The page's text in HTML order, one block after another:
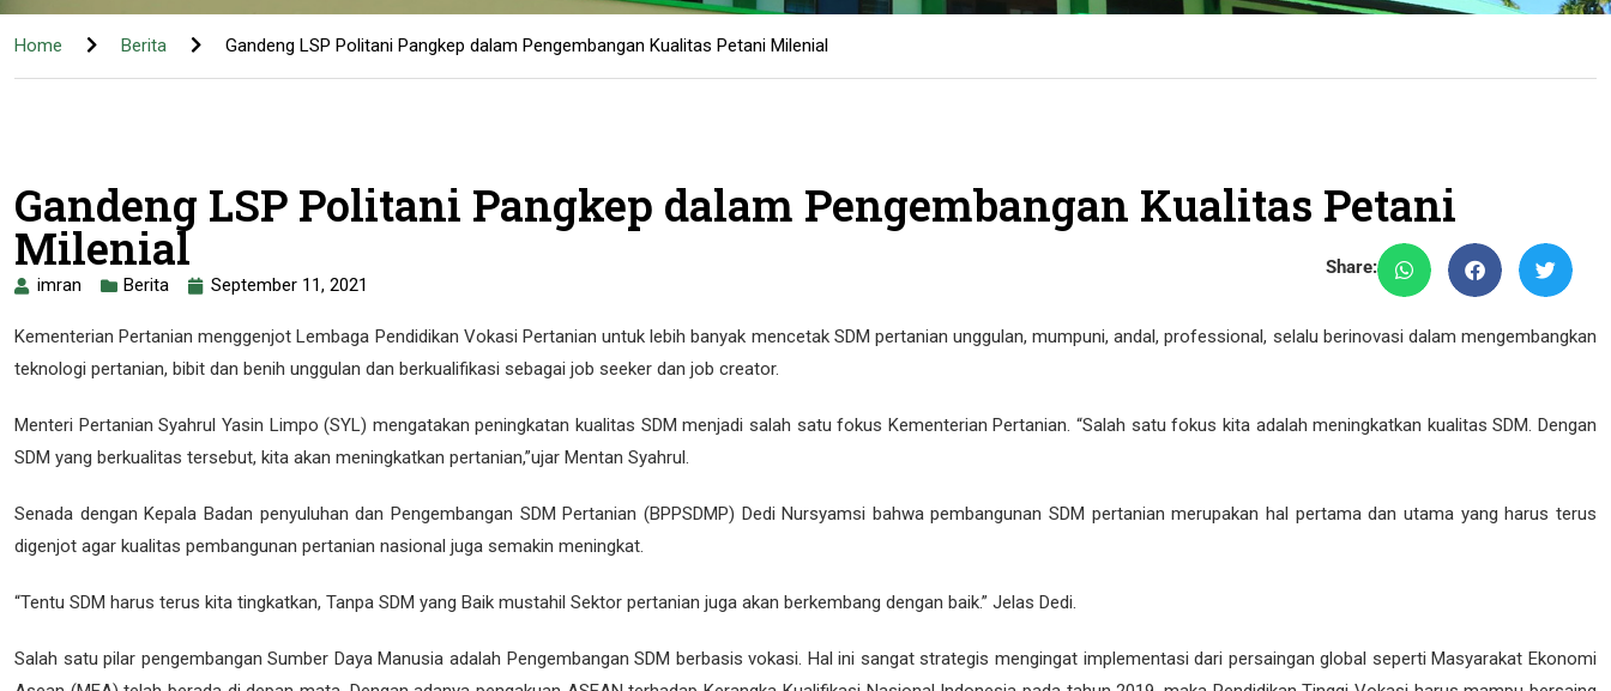
PENGUMUMAN PELAKSANAAN TES KESEHATAN JALUR UNDANGAN SMK BINAAN, DAN ANAK PETANI POLITEKNIK PEMBANGUNAN PERTANIAN (POLBANGTAN)
PENGUMUMAN LULUS SELEKSI WAWANCARA CALON MAHASISWA BARU JALUR UNDANGAN SMK BINAAN, DAN ANAK PETANI POLITEKNIK PEMBANGUNAN
PENGUMUMAN LULUS SELEKSI ADMINISTRASI CALON MAHASISWA BARU JALUR UNDANGAN SMK BINAAN, DAN ANAK PETANI POLITEKNIK PEMBANGUNAN
Pengumuman Berita Acara Hasil Asesmen Mahasiswa Baru RPL Polbangtan Manokwari Tahun Akademik 2025/2026
PEMBERITAHUAN GANGGUAN KONEKSI AKSES INTERNET
PENGUMUMAN LULUS SELEKSI TES KESEHATAN CAMABA JALUR TUGAS BELAJAR, PRESTASI, DAN KERJASAMA POLBANGTAN MANOKWARI T.A 2025/2026
PENGUMUMAN PELAKSANAAN SELEKSI PEMERIKSAAN KESEHATAN PMB JALUR TUGAS BELAJAR, PRESTASI, DAN KERJASAMA POLITEKNIK PEMBANGUNAN
PENGUMUMAN LULUS SELEKSI WAWANCARA CAMABA JALUR TUGAS BELAJAR, PRESTASI, DAN KERJASAMA POLBANGTAN MANOKWARI T.A 2025/2026
PENGUMUMAN LULUS SELEKSI ADMINISTRASI CAMABA JALUR KERJASAMA POLBANGTAN MANOKWARI T.A 2025/2026
PENGUMUMAN LULUS SELEKSI ADMINISTRASI CAMABA JALUR TUGAS BELAJAR DAN PRESTASI POLBANGTAN MANOKWARI T.A 2025/2026
Home Berita Gandeng LSP Politani Pangkep dalam Pengembangan Kualitas Petani Milenial
Gandeng LSP Politani Pangkep dalam Pengembangan Kualitas Petani
Milenial
imran Berita September 11, 2021
Share:
Kementerian Pertanian menggenjot Lembaga Pendidikan Vokasi Pertanian untuk lebih banyak mencetak SDM pertanian unggulan, mumpuni, andal, professional, selalu berinovasi dalam mengembangkan
teknologi pertanian, bibit dan benih unggulan dan berkualifikasi sebagai job seeker dan job creator.
Menteri Pertanian Syahrul Yasin Limpo (SYL) mengatakan peningkatan kualitas SDM menjadi salah satu fokus Kementerian Pertanian. “Salah satu fokus kita adalah meningkatkan kualitas SDM. Dengan
SDM yang berkualitas tersebut, kita akan meningkatkan pertanian,”ujar Mentan Syahrul.
Senada dengan Kepala Badan penyuluhan dan Pengembangan SDM Pertanian (BPPSDMP) Dedi Nursyamsi bahwa pembangunan SDM pertanian merupakan hal pertama dan utama yang harus terus
digenjot agar kualitas pembangunan pertanian nasional juga semakin meningkat.
“Tentu SDM harus terus kita tingkatkan, Tanpa SDM yang Baik mustahil Sektor pertanian juga akan berkembang dengan baik.” Jelas Dedi.
Salah satu pilar pengembangan Sumber Daya Manusia adalah Pengembangan SDM berbasis vokasi. Hal ini sangat strategis mengingat implementasi dari persaingan global seperti Masyarakat Ekonomi